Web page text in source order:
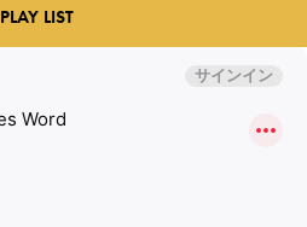
PLAY LIST